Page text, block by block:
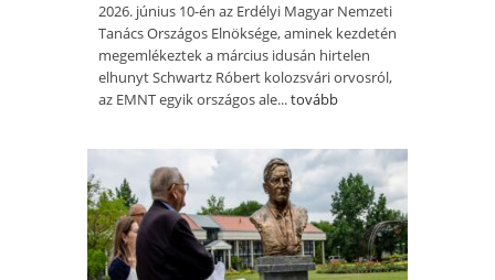
2026. június 10-én az Erdélyi Magyar Nemzeti
Tanács Országos Elnöksége, aminek kezdetén
megemlékeztek a március idusán hirtelen
elhunyt Schwartz Róbert kolozsvári orvosról,
az EMNT egyik országos ale...tovább